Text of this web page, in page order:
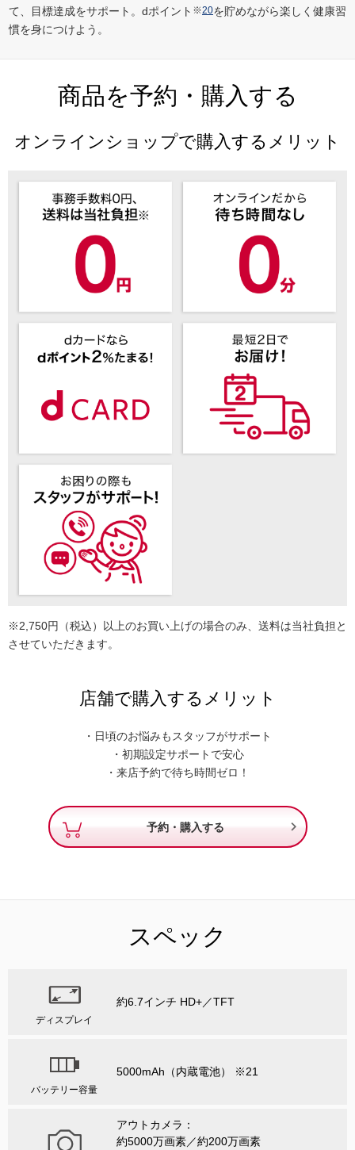
て、目標達成をサポート。dポイント ※20を貯めながら楽しく健康習
慣を身につけよう。
商品を予約・購入する
オンラインショップで購入するメリット
※2,750円（税込）以上のお買い上げの場合のみ、送料は当社負担と
させていただきます。
店舗で購入するメリット
・日頃のお悩みもスタッフがサポート
・初期設定サポートで安心
・来店予約で待ち時間ゼロ！
予約・購入する 
スペック
ディスプレイ
約6.7インチ HD+／TFT
バッテリー容量
5000mAh（内蔵電池） ※21
アウトカメラ：
約5000万画素／約200万画素